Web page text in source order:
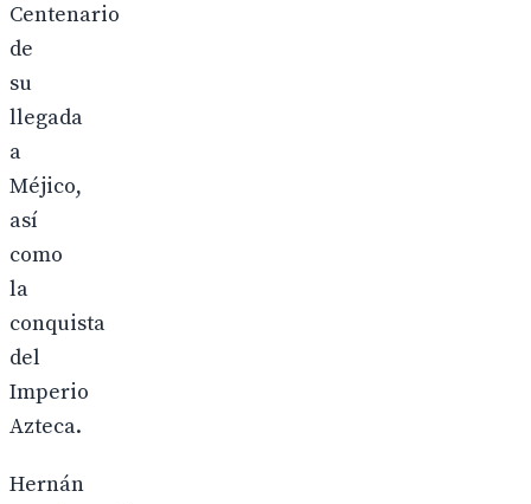
Centenario
de
su
llegada
a
Méjico,
así
como
la
conquista
del
Imperio
Azteca.
Hernán